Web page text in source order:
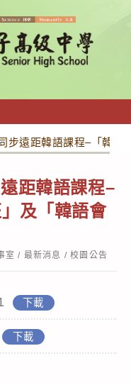
步遠距韓語課程–「韓
距韓語課程–
」及「韓語會
室 / 最新消息 / 校園公告
下載
下載